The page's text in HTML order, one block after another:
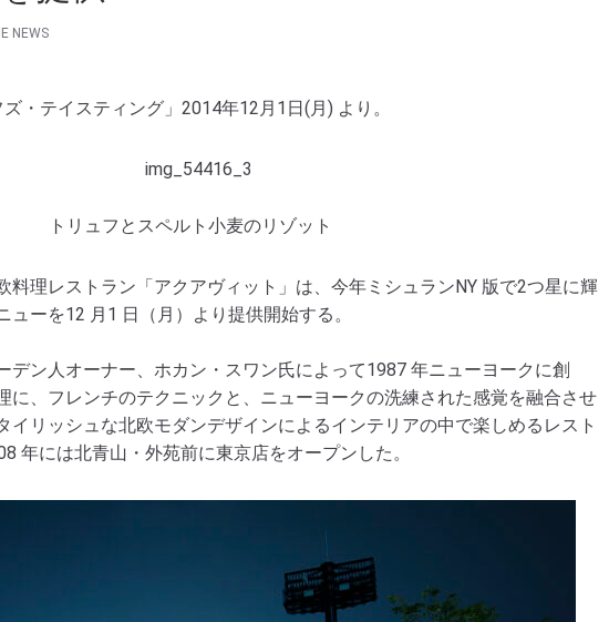
NEWS
・テイスティング」2014年12月1日(月) より。
トリュフとスペルト小麦のリゾット
料理レストラン「アクアヴィット」は、今年ミシュランNY 版で2つ星に輝
ーを12 月1 日（月）より提供開始する。
デン人オーナー、ホカン・スワン氏によって1987 年ニューヨークに創
に、フレンチのテクニックと、ニューヨークの洗練された感覚を融合させ
イリッシュな北欧モダンデザインによるインテリアの中で楽しめるレスト
年には北青山・外苑前に東京店をオープンした。